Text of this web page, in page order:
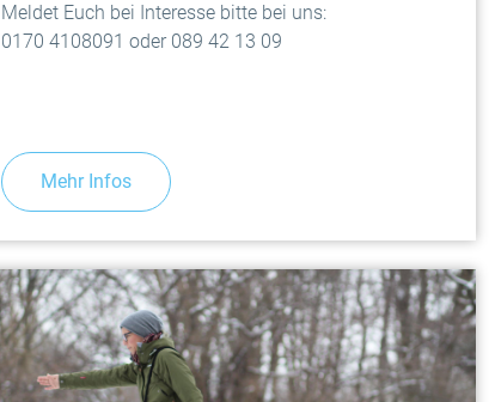
Meldet Euch bei Interesse bitte bei uns:
0170 4108091 oder 089 42 13 09
Mehr Infos